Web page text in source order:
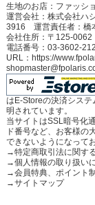
生地のお店：ファッシ
運営会社：株式会社
3916 運営責任者：橋
会社住所：〒125-
電話番号：03-3602-
URL：https://
はE-Storeの決済シス
明されています。
当サイトはSSL暗号化
ド番号など、お客様の
できないようになって
→特定商取引法に関す
→個人情報の取り扱い
→会員特典、ポイント
→サイトマップ